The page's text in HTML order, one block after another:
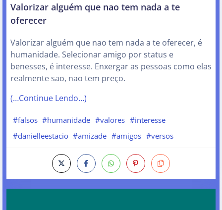
Valorizar alguém que nao tem nada a te
oferecer
Valorizar alguém que nao tem nada a te oferecer, é
humanidade. Selecionar amigo por status e
benesses, é interesse. Enxergar as pessoas como elas
realmente sao, nao tem preço.
(…Continue Lendo…)
#falsos #humanidade #valores #interesse
#danielleestacio #amizade #amigos #versos